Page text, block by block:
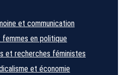
et communication
en politique
et recherches féministes
et économie